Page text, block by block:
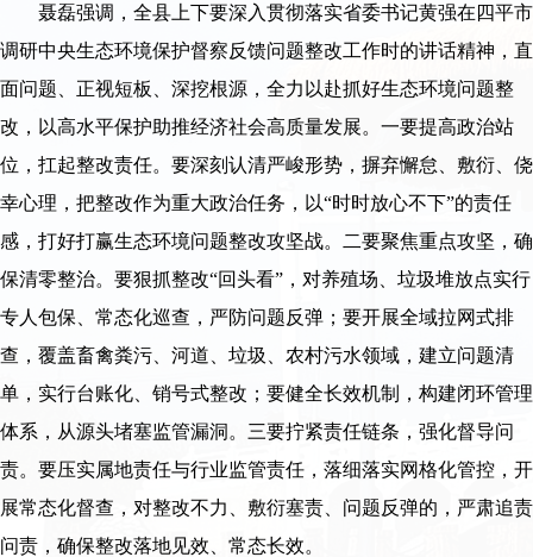
聂磊强调，全县上下要深入贯彻落实省委书记黄强在四平市
调研中央生态环境保护督察反馈问题整改工作时的讲话精神，直
面问题、正视短板、深挖根源，全力以赴抓好生态环境问题整
改，以高水平保护助推经济社会高质量发展。一要提高政治站
位，扛起整改责任。要深刻认清严峻形势，摒弃懈怠、敷衍、侥
幸心理，把整改作为重大政治任务，以“时时放心不下”的责任
感，打好打赢生态环境问题整改攻坚战。二要聚焦重点攻坚，确
保清零整治。要狠抓整改“回头看”，对养殖场、垃圾堆放点实行
专人包保、常态化巡查，严防问题反弹；要开展全域拉网式排
查，覆盖畜禽粪污、河道、垃圾、农村污水领域，建立问题清
单，实行台账化、销号式整改；要健全长效机制，构建闭环管理
体系，从源头堵塞监管漏洞。三要拧紧责任链条，强化督导问
责。要压实属地责任与行业监管责任，落细落实网格化管控，开
展常态化督查，对整改不力、敷衍塞责、问题反弹的，严肃追责
问责，确保整改落地见效、常态长效。